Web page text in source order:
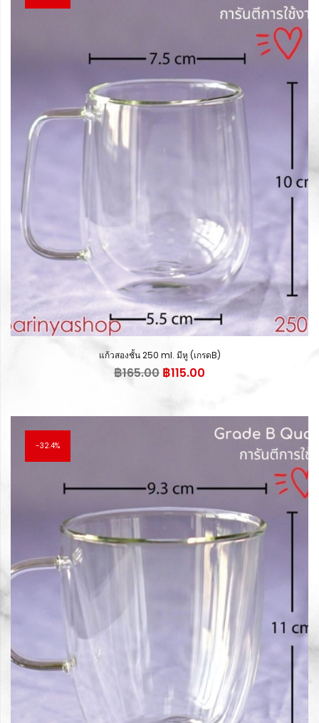
แก้วสองชั้น 250 ml. มีหู (เกรดB)
฿165.00 Original
฿165.00.
฿115.00
฿115.00.
32.4%